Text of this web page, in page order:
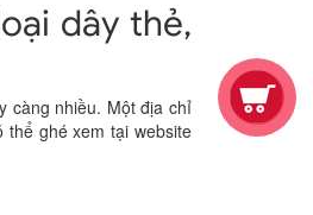
dây thẻ,
càng nhiều. Một địa chỉ
ghé xem tại website